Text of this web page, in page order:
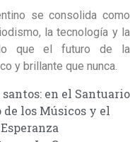
se consolida como
la tecnología y la
que el futuro de la
y brillante que nunca.
en el Santuario
los Músicos y el